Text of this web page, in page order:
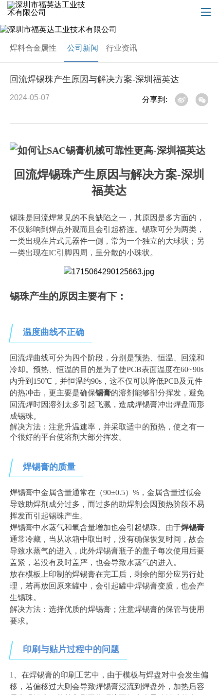
焊料合金属性 公司新闻 行业资讯
回流焊锡珠产生原因与解决方案-深圳福英达
2024-05-07 分享到:
回流焊锡珠产生原因与解决方案-深圳
福英达
锡珠是回流焊常见的不良缺陷之一，其原因是多方面的，
不仅影响到焊点外观而且会引起桥连。锡珠可分为两类，
一类出现在片式元器件一侧，常为一个独立的大球状；另
一类出现在IC引脚四周，呈分散的小珠状。
锡珠产生的原因主要有下：
温度曲线不正确
回流焊曲线可分为四个阶段，分别是预热、恒温、回流和
冷却。预热、恒温的目的是为了使PCB表面温度在60~90s
内升到150℃，并恒温约90s，这不仅可以降低PCB及元件
的热冲击，更主要是确保锡膏的溶剂能够部分挥发，避免
回流焊时因溶剂太多引起飞溅，造成焊锡膏冲出焊盘而形
成锡珠。
解决方法：注意升温速率，并采取适中的预热，使之有一
个很好的平台使溶剂大部分挥发。
焊锡膏的质量
焊锡膏中金属含量通常在（90±0.5）%，金属含量过低会
导致助焊剂成分过多，而过多的助焊剂会因预热阶段不易
挥发而引起锡珠产生。
焊锡膏中水蒸气和氧含量增加也会引起锡珠。由于焊锡膏
通常冷藏，当从冰箱中取出时，没有确保恢复时间，故会
导致水蒸气的进入，此外焊锡膏瓶子的盖子每次使用后要
盖紧，若没有及时盖严，也会导致水蒸气的进入。
放在模板上印制的焊锡膏在完工后，剩余的部分应另行处
理，若再放回原来罐中，会引起罐中焊锡膏变质，也会产
生锡珠。
解决方法：选择优质的焊锡膏；注意焊锡膏的保管与使用
要求。
印刷与贴片过程中的问题
1、在焊锡膏的印刷工艺中，由于模板与焊盘对中会发生偏
移，若偏移过大则会导致焊锡膏浸流到焊盘外，加热后容